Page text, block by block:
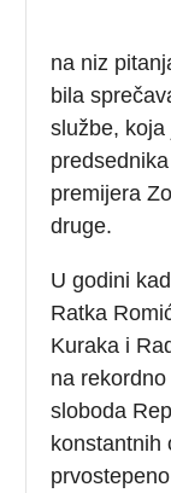
na niz
bila
službe,
premijera
druge.
U godini
Ratka
Kuraka i
na
sloboda
konstantnih